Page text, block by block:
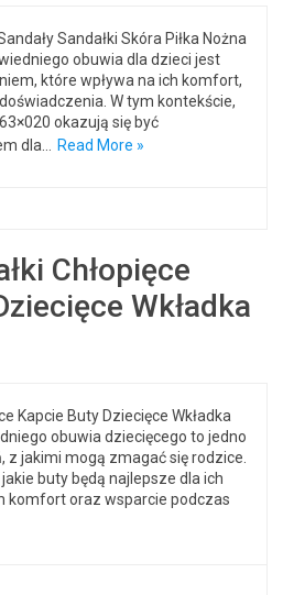
Sandałki Skóra Piłka Nożna
obuwia dla dzieci jest
które wpływa na ich komfort,
W tym kontekście,
okazują się być
dla…
Read More »
Chłopięce
Wkładka
Kapcie Buty Dziecięce Wkładka
obuwia dziecięcego to jedno
z jakimi mogą zmagać się rodzice.
buty będą najlepsze dla ich
komfort oraz wsparcie podczas